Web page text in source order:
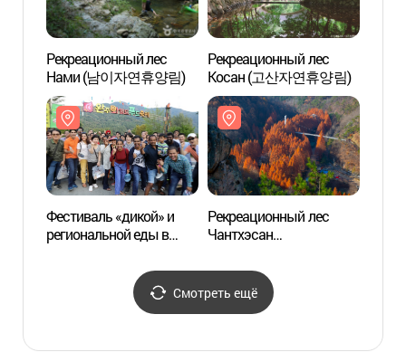
Рекреационный лес
Нами (남이자연휴양림)
Рекреационный лес
Косан (고산자연휴양림)
Фестиваль «дикой» и
региональной еды в
Рекреационный лес
Чантхэсан
Смотреть ещё